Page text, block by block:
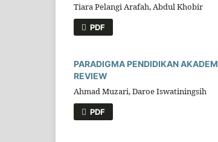
Tiara Pelangi Arafah, Abdul Khobir
PDF
PARADIGMA PENDIDIKAN
REVIEW
Ahmad Muzari, Daroe Iswatiningsih
PDF